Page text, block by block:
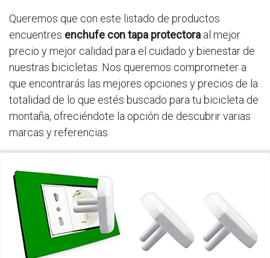
Queremos que con este listado de productos
encuentres enchufe con tapa protectora al mejor
precio y mejor calidad para el cuidado y bienestar de
nuestras bicicletas. Nos queremos comprometer a
que encontrarás las mejores opciones y precios de la
totalidad de lo que estés buscado para tu bicicleta de
montaña, ofreciéndote la opción de descubrir varias
marcas y referencias.